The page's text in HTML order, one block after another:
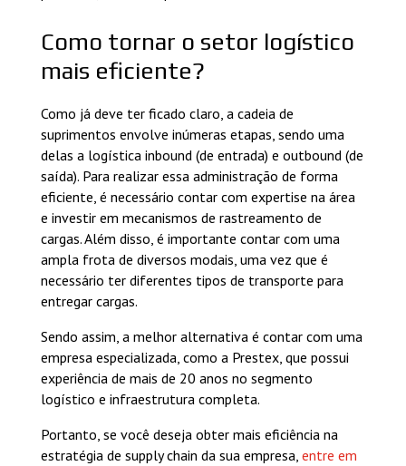
Como tornar o setor logístico
mais eficiente?
Como já deve ter ficado claro, a cadeia de
suprimentos envolve inúmeras etapas, sendo uma
delas a logística inbound (de entrada) e outbound (de
saída). Para realizar essa administração de forma
eficiente, é necessário contar com expertise na área
e investir em mecanismos de rastreamento de
cargas. Além disso, é importante contar com uma
ampla frota de diversos modais, uma vez que é
necessário ter diferentes tipos de transporte para
entregar cargas.
Sendo assim, a melhor alternativa é contar com uma
empresa especializada, como a Prestex, que possui
experiência de mais de 20 anos no segmento
logístico e infraestrutura completa.
Portanto, se você deseja obter mais eficiência na
estratégia de supply chain da sua empresa, entre em